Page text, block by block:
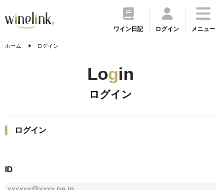
ワイン日記 ログイン メニュー
ホーム ログイン
Login
ログイン
ログイン
ID